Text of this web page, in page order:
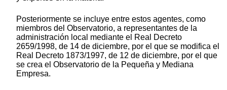
Posteriormente se incluye entre estos agentes, como
miembros del Observatorio, a representantes de la
administración local mediante el Real Decreto
2659/1998, de 14 de diciembre, por el que se modifica el
Real Decreto 1873/1997, de 12 de diciembre, por el que
se crea el Observatorio de la Pequeña y Mediana
Empresa.